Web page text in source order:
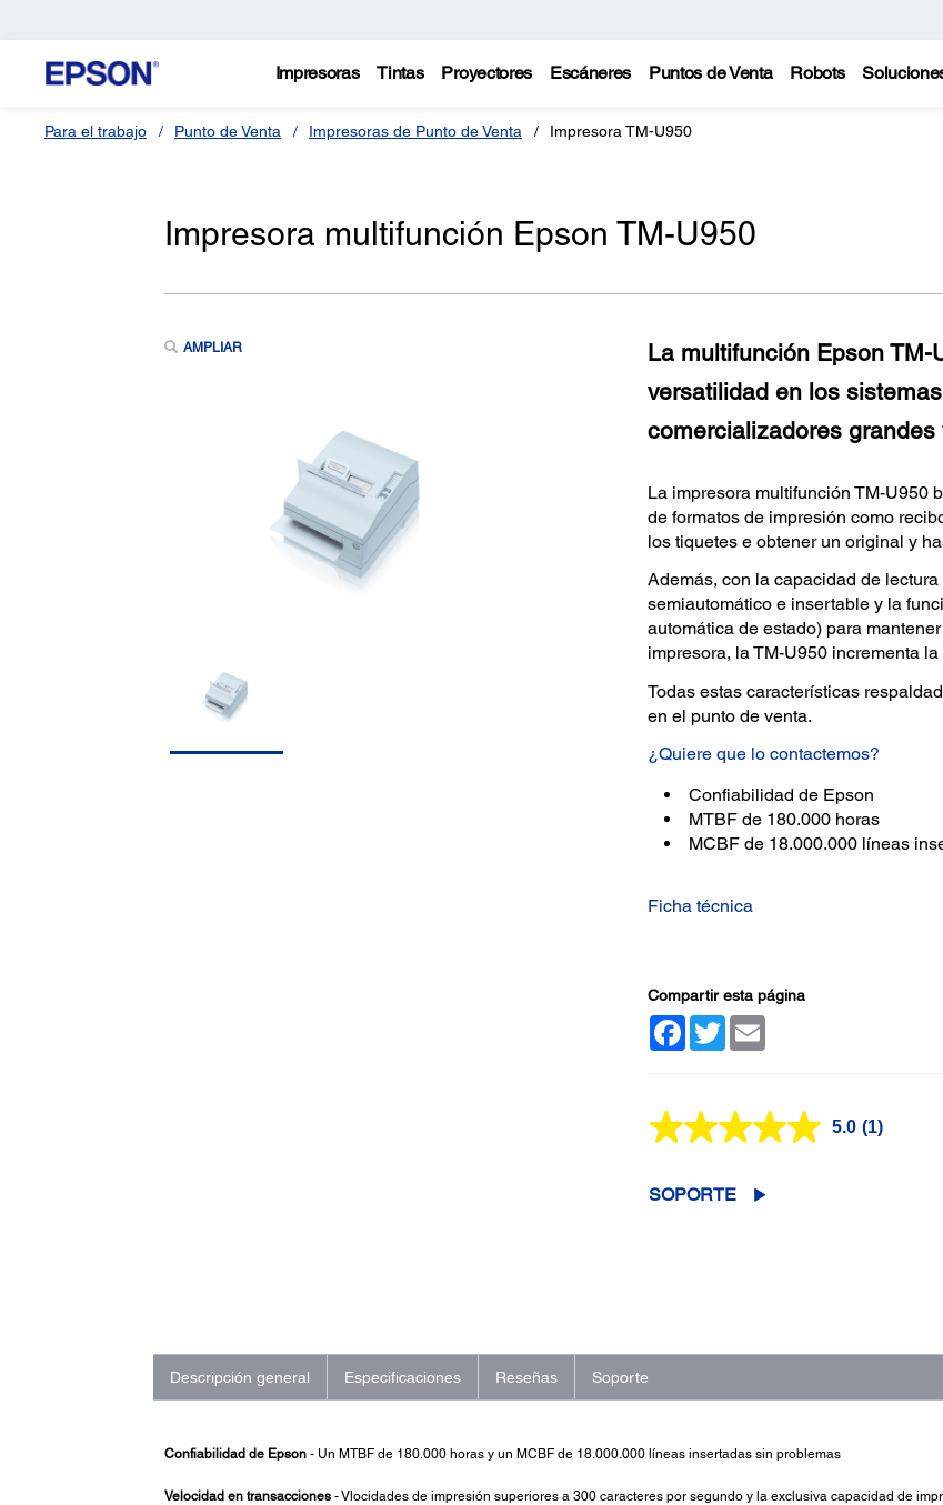
Impresoras Tintas Proyectores Escáneres Puntos de Venta Robots
Para el trabajo Punto de Venta Impresoras de Punto de Venta Impresora TM-U950
Impresora multifunción Epson TM-U950
AMPLIAR
La multifunción Epson
versatilidad en los
comercializadores
La impresora multifunción TM-U950
de formatos de impresión como
los tiquetes e obtener un original y
Además, con la capacidad de
semiautomático e insertable y la
automática de estado) para
impresora, la TM-U950 incrementa
Todas estas características
en el punto de venta.
¿Quiere que lo contactemos?
Confiabilidad de Epson
MTBF de 180.000 horas
MCBF de 18.000.000 líneas
Ficha técnica
Compartir esta página
Facebook
TwitterEmail
5.0 Lea
(1)
SOPORTE
Descripción general Especificaciones Reseñas Soporte
Confiabilidad de Epson- Un MTBF de 180.000 horas y un MCBF de 18.000.000 líneas insertadas sin problemas
Velocidad en transacciones- Vlocidades de impresión superiores a 300 caracteres por segundo y la exclusiva capacidad de